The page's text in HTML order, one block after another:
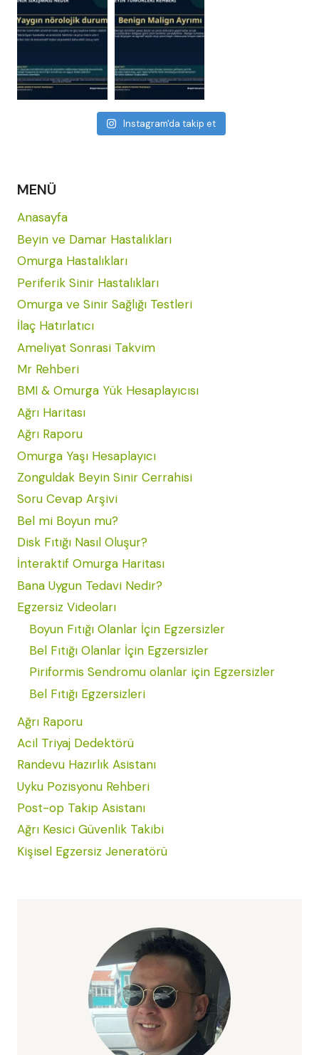
Instagram'da takip et
MENÜ
Anasayfa
Beyin ve Damar Hastalıkları
Omurga Hastalıkları
Periferik Sinir Hastalıkları
Omurga ve Sinir Sağlığı Testleri
İlaç Hatırlatıcı
Ameliyat Sonrasi Takvim
Mr Rehberi
BMI & Omurga Yük Hesaplayıcısı
Ağrı Haritası
Ağrı Raporu
Omurga Yaşı Hesaplayıcı
Zonguldak Beyin Sinir Cerrahisi
Soru Cevap Arşivi
Bel mi Boyun mu?
Disk Fıtığı Nasıl Oluşur?
İnteraktif Omurga Haritası
Bana Uygun Tedavi Nedir?
Egzersiz Videoları
Boyun Fıtığı Olanlar İçin Egzersizler
Bel Fıtığı Olanlar İçin Egzersizler
Piriformis Sendromu olanlar için Egzersizler
Bel Fıtığı Egzersizleri
Ağrı Raporu
Acil Triyaj Dedektörü
Randevu Hazırlık Asistanı
Uyku Pozisyonu Rehberi
Post-op Takip Asistanı
Ağrı Kesici Güvenlik Takibi
Kişisel Egzersiz Jeneratörü